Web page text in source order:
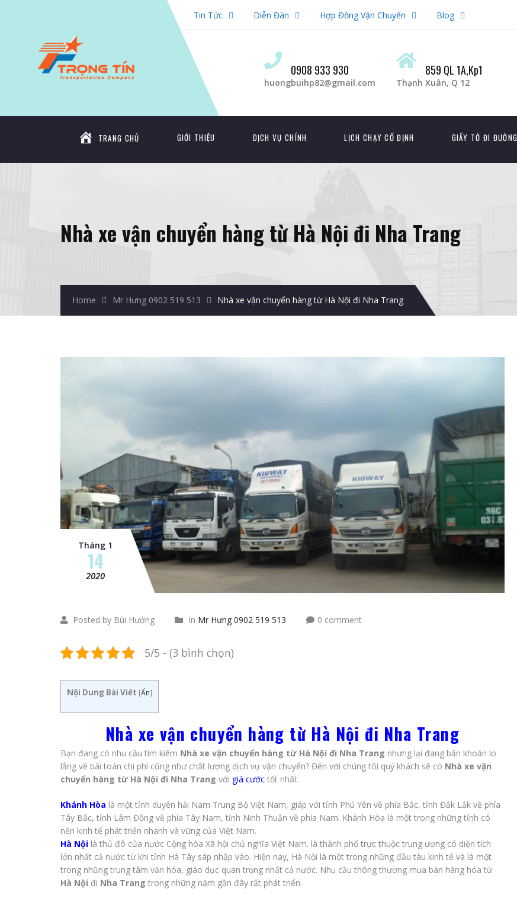
Tin Tức Diễn Đàn Hợp Đồng Vận Chuyến Blog
0908 933 930
huongbuihp82@gmail.com
859 QL 1A,Kp1
Thạnh Xuân, Q 12
TRANG CHỦ GIỚI THIỆU DỊCH VỤ CHÍNH LỊCH CHẠY CỐ ĐỊNH GIẤY TỜ ĐI ĐƯỜNG
Nhà xe vận chuyển hàng từ Hà Nội đi Nha Trang
Home Mr Hưng 0902 519 513 Nhà xe vận chuyển hàng từ Hà Nội đi Nha Trang
Tháng 1
14
2020
Posted by Bùi Hướng In Mr Hưng 0902 519 513 0 comment
5/5 - (3 bình chọn)
Nội Dung Bài Viết [Ẩn]
Nhà xe vận chuyển hàng từ Hà Nội đi Nha Trang
Bạn đang có nhu cầu tìm kiếm Nhà xe vận chuyển hàng từ Hà Nội đi Nha Trang nhưng lại đang băn khoăn lo
lắng về bài toán chi phí cũng như chất lượng dịch vụ vận chuyển? Đến với chúng tôi quý khách sẽ có Nhà xe vận
chuyển hàng từ Hà Nội đi Nha Trang với giá cước tốt nhất.
Khánh Hòa là một tỉnh duyên hải Nam Trung Bộ Việt Nam, giáp với tỉnh Phú Yên về phía Bắc, tỉnh Đắk Lắk về phía
Tây Bắc, tỉnh Lâm Đồng về phía Tây Nam, tỉnh Ninh Thuận về phía Nam. Khánh Hòa là một trong những tỉnh có
nền kinh tế phát triển nhanh và vững của Việt Nam.
Hà Nội là thủ đô của nước Cộng hòa Xã hội chủ nghĩa Việt Nam. là thành phố trực thuộc trung ương có diện tích
lớn nhất cả nước từ khi tỉnh Hà Tây sáp nhập vào. Hiện nay, Hà Nội là một trong những đầu tàu kinh tế và là một
trong nhũng trung tâm văn hóa, giáo dục quan trọng nhất cả nước. Nhu cầu thông thương mua bán hàng hóa từ
Hà Nội đi Nha Trang trong những năm gần đây rất phát triển.